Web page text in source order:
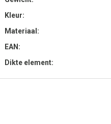
Kleur
Materiaal
EAN
Dikte element